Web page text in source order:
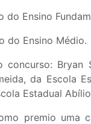
do Ensino
do Ensino Médio.
concurso:
da Escola
Estadual
premio uma